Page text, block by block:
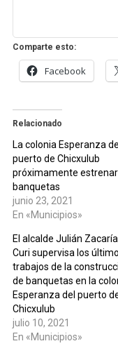
Comparte esto:
Facebook
Relacionado
La colonia Esperanza del
puerto de Chicxulub
próximamente
banquetas
junio 23, 2021
En «Municipios»
El alcalde Julián
Curi supervisa los
trabajos de la
de banquetas en la
Esperanza del puerto
Chicxulub
julio 10, 2021
En «Municipios»